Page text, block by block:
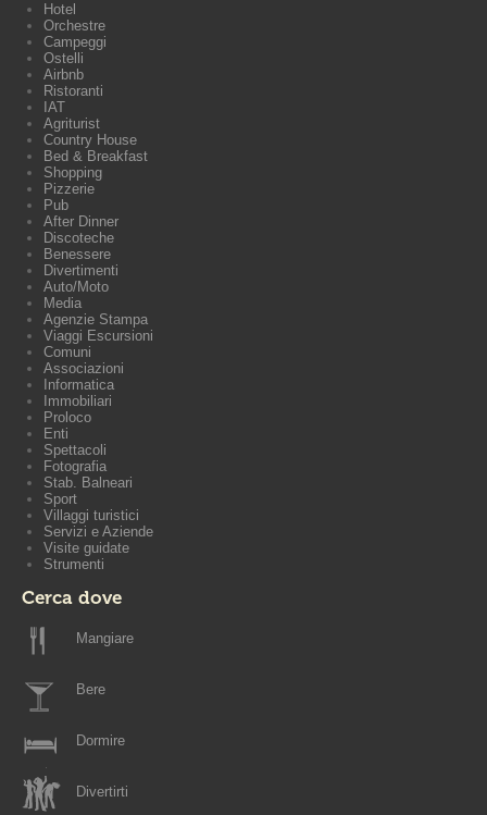
Hotel
Orchestre
Campeggi
Ostelli
Airbnb
Ristoranti
IAT
Agriturist
Country House
Bed & Breakfast
Shopping
Pizzerie
Pub
After Dinner
Discoteche
Benessere
Divertimenti
Auto/Moto
Media
Agenzie Stampa
Viaggi Escursioni
Comuni
Associazioni
Informatica
Immobiliari
Proloco
Enti
Spettacoli
Fotografia
Stab. Balneari
Sport
Villaggi turistici
Servizi e Aziende
Visite guidate
Strumenti
Cerca dove
Mangiare
Bere
Dormire
Divertirti